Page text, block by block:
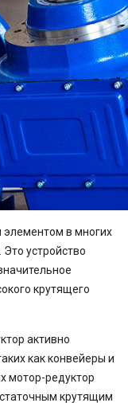
элементом в многих
устройство
крутящего
активно
как конвейеры и
мотор-редуктор
крутящим